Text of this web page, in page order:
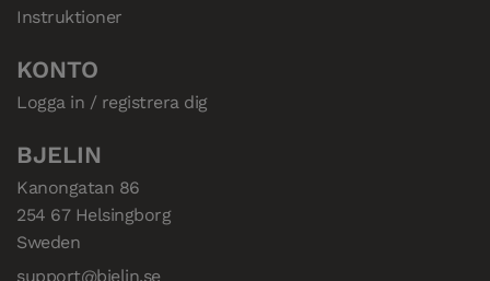
Instruktioner
KONTO
Logga in / registrera dig
BJELIN
Kanongatan 86
254 67 Helsingborg
Sweden
support@bjelin.se